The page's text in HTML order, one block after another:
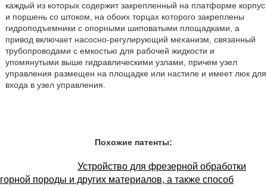
каждый из которых содержит закрепленный на платформе корпус
и поршень со штоком, на обоих торцах которого закреплены
гидроподъемники с опорными шиповатыми площадками, а
привод включает насосно-регулирующий механизм, связанный
трубопроводами с емкостью для рабочей жидкости и
упомянутыми выше гидравлическими узлами, причем узел
управления размещен на площадке или настиле и имеет люк для
входа в узел управления.
Похожие патенты:
Устройство для фрезерной обработки
горной породы и других материалов, а также способ